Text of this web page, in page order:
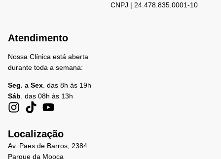
CNPJ | 24.478.835.0001-10
Atendimento
Nossa Clínica está aberta
durante toda a semana:
Seg. a Sex . das 8h às 19h
Sáb . das 08h às 13h
Localização
Av. Paes de Barros, 2384
Parque da Mooca